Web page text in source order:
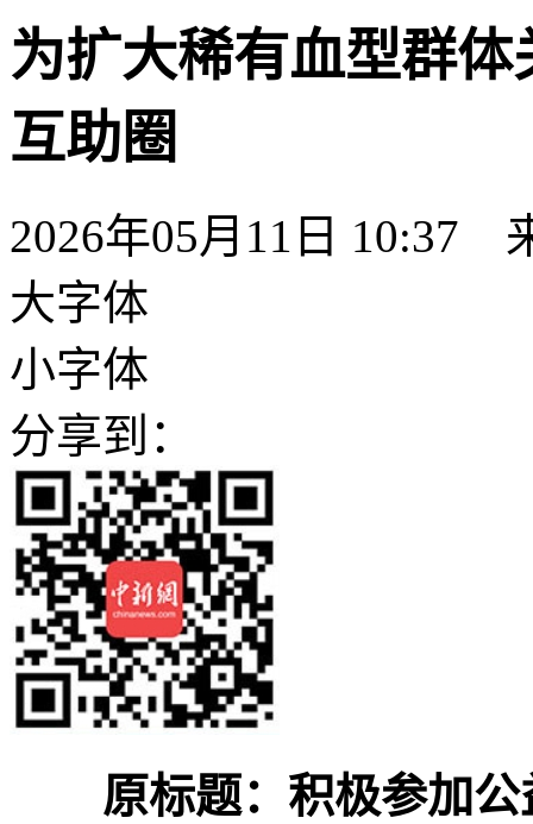
为扩大稀有血型群
互助圈
2026年05月11日 10:37
大字体
小字体
分享到：
原标题：积极参加